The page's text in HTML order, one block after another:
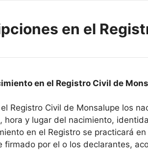
en el
en el Registro Civil de
Registro Civil de Monsalupe los
hora y lugar del nacimiento,
en el Registro se practicará
firmado por el o los declarantes,